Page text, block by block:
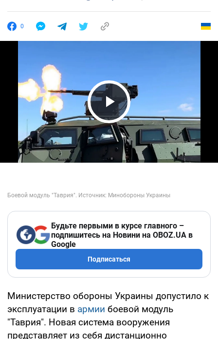
0
Play Video
Будьте первыми в курсе главного –
подпишитесь на Новини на OBOZ.UA в
Google
Подписаться
Министерство обороны Украины допустило к
эксплуатации в армии боевой модуль
"Таврия". Новая система вооружения
представляет из себя дистанционно